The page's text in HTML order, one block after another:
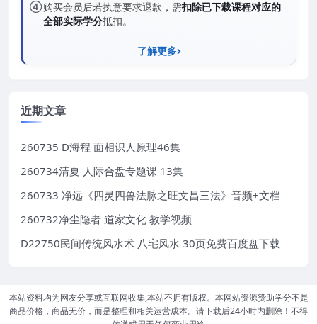
④购买会员后若执意要求退款，需扣除已下载课程对应的
全部实际学分抵扣。
了解更多
近期文章
260735 D海程 面相识人原理46集
260734清夏 人际合盘专题课 13集
260733 净远《四灵四兽法脉之旺文昌三法》音频+文档
260732净尘隐者 道家文化 教学视频
D22750民间传统风水术 八宅风水 30页免费百度盘下载
本站资料均为网友分享或互联网收集,本站不拥有版权。本网站资源赞助学分不是
商品价格，商品无价，而是整理和相关运营成本。请下载后24小时内删除！不得